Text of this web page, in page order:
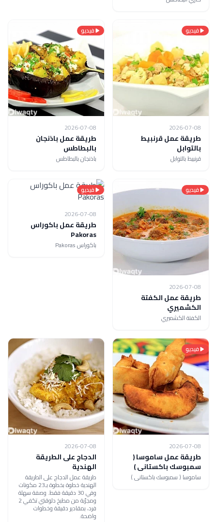
فيديو
2026-07-08
طريقة عمل قرنبيط
بالتوابل
قرنبيط بالتوابل
فيديو
2026-07-08
طريقة عمل باذنجان
بالبطاطس
باذنجان بالبطاطس
فيديو
2026-07-08
طريقة عمل الكفتة
الكشميري
الكفتة الكشميري
فيديو
2026-07-08
طريقة عمل باكوراس
Pakoras
باكوراس Pakoras
فيديو
2026-07-08
طريقة عمل ساموسا (
سمبوسك باكستانى )
ساموسا ( سمبوسك باكستانى )
2026-07-08
الدجاج على الطريقة
الهندية
طريقة عمل الدجاج على الطريقة
الهندية خطوة بخطوة بـ23 مكونات
وفي 30 دقيقة فقط. وصفة سهلة
ومجرّبة من مطبخ دلوقتي تكفي 2
فرد، بمقادير دقيقة وخطوات
واضحة.